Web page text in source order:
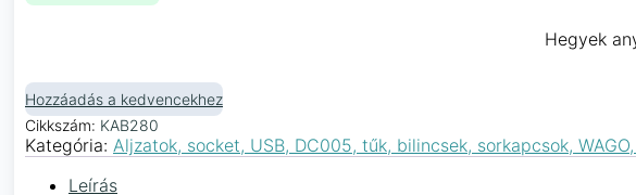
Hegyek
Hozzáadás a kedvencekhez
Cikkszám: KAB280
Kategória: Aljzatok, socket, USB, DC005, tűk, bilincsek, sorkapcsok,
Leírás